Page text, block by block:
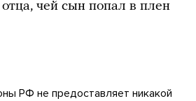
чей сын попал в плен
РФ не предоставляет никакой